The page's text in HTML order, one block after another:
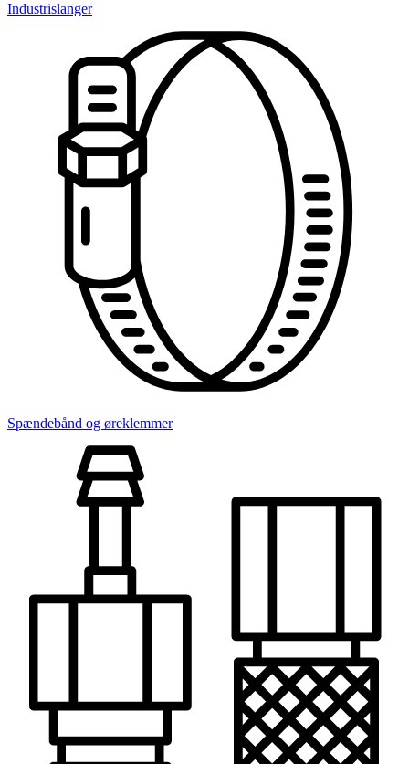
Industrislanger
Spændebånd og øreklemmer